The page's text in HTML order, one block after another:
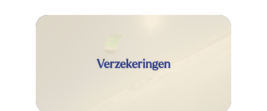
Verzekeringen